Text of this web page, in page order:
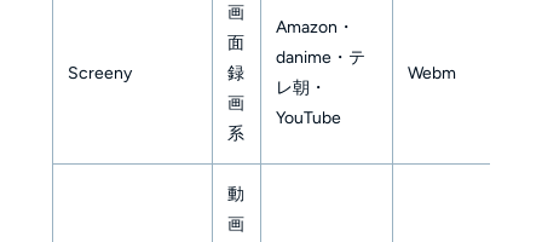
Screeny
画
面
録
画
系
Amazon・
danime・テ
レ朝・
YouTube
Webm
動
画